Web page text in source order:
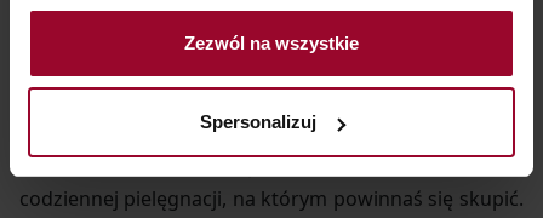
Zezwól na wszystkie
Spersonalizuj
Jak dbać o cerę trądzikową –
krok drugi
Oczyszczanie twarzy trądzikowejto nie jedyny etap
codziennej pielęgnacji, na którym powinnaś się skupić.